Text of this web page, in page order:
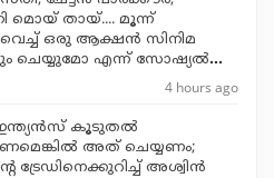
മൊയ് തായ്.... മൂന്ന്
ഒരു ആക്ഷന്‍ സിനിമ
ചെയ്യുമോ എന്ന് സോഷ്യല്‍
4 hours ago
കൂടുതല്‍
അത് ചെയ്യണം;
ട്രേഡിനെക്കുറിച്ച് അശ്വിന്‍